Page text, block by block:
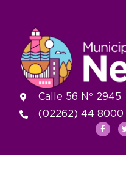
Calle 56 Nº 2945
(02262) 44 8000